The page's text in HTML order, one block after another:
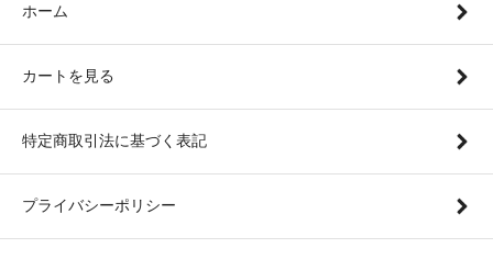
ホーム
カートを見る
特定商取引法に基づく表記
プライバシーポリシー